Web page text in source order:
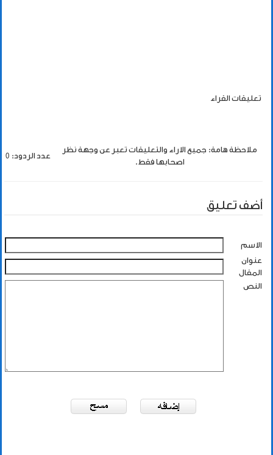
تعليقات القراء
ملاحظة هامة: جميع الاراء والتعليقات تعبر عن وجهة نظر
اصحابها فقط.
عدد الردود: 0
أضف تعليق
الاسم
عنوان
المقال
النص